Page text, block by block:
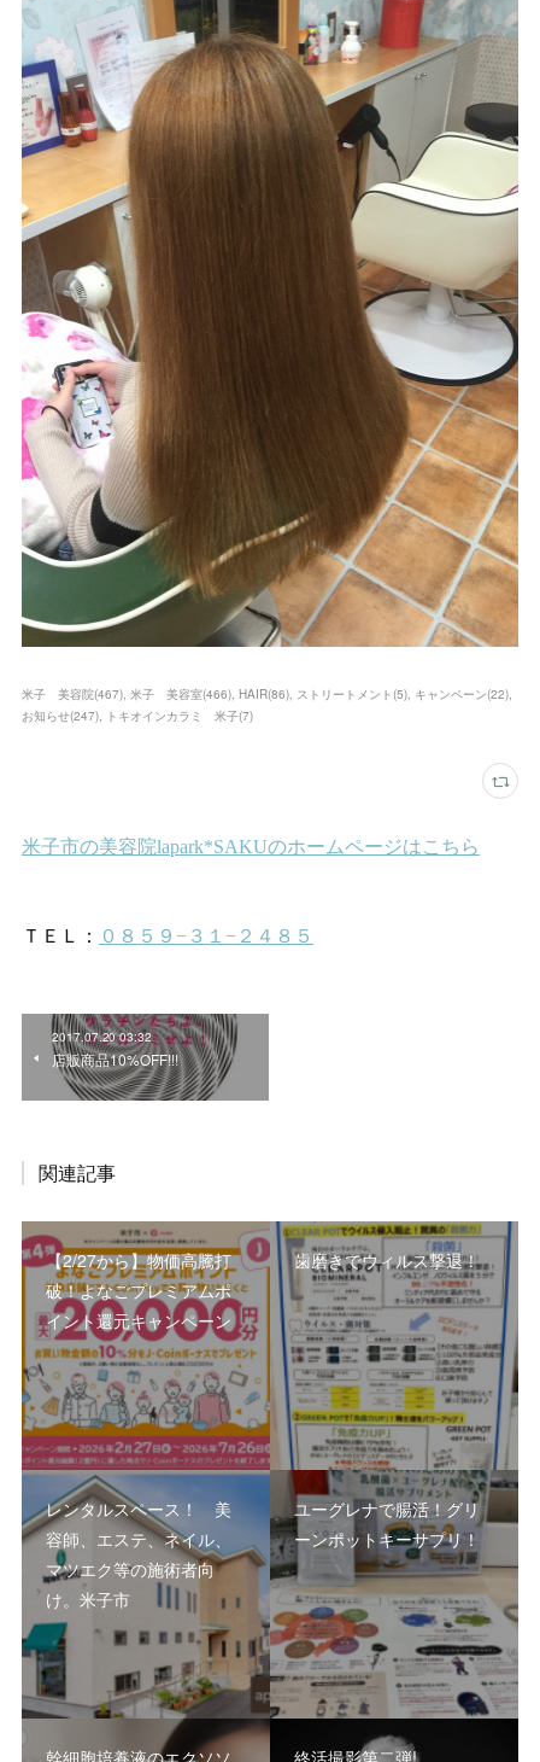
米子 美容院(467) 米子 美容室(466) HAIR(86) ストリートメント(5) キャンペーン(22)
お知らせ(247) トキオインカラミ 米子(7)
2017.07.20 03:32
店販商品10%OFF!!!
関連記事
【2/27から】物価高騰打
破！よなごプレミアムポ
イント還元キャンペーン
歯磨きでウィルス撃退！
レンタルスペース！ 美
容師、エステ、ネイル、
マツエク等の施術者向
け。米子市
ユーグレナで腸活！グリ
ーンポットキーサプリ！
幹細胞培養液のエクソソ 終活撮影第二弾!